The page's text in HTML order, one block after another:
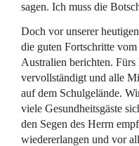
sagen. Ich muss die
Doch vor unserer
die guten Fortschritte
Australien berichten. Fürs
vervollständigt und alle
auf dem Schulgelände.
viele Gesundheitsgäste
den Segen des Herrn
wiedererlangen und vor